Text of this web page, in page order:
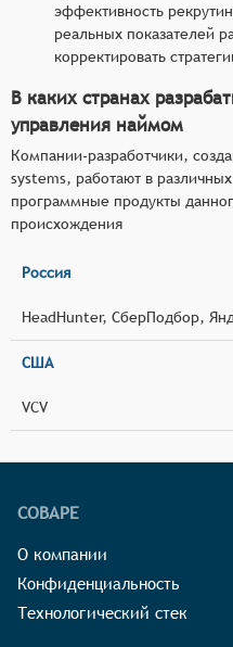
эффективность
реальных показателей
корректировать
В каких странах
управления наймом
Компании-разработчики,
systems, работают в
программные продукты
происхождения
Россия
HeadHunter, СберПодбор,
США
VCV
СОВАРЕ
О компании
Конфиденциальность
Технологический стек